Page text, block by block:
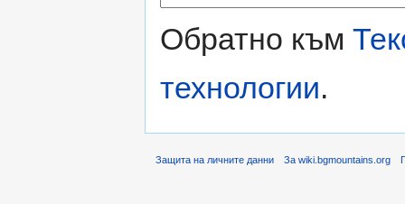
Обратно към
технологии.
Защита на личните данни За wiki.bgmountains.org